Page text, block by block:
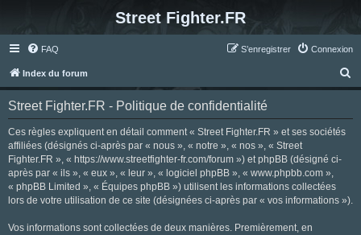
Street Fighter.FR
FAQ Connexion
S’enregistrer
Index du forum
e
Street Fighter.FR - Politique de confidentialité
Ces règles expliquent en détail comment « Street Fighter.FR » et ses sociétés
affiliées (désignés ci-après par « nous », « notre », « nos », « Street
Fighter.FR », « https://www.streetfighter-fr.com/forum ») et phpBB (désigné ci-
après par « ils », « eux », « leur », « logiciel phpBB », « www.phpbb.com »,
« phpBB Limited », « Équipes phpBB ») utilisent les informations collectées
lors de votre utilisation de ce site (désignées ci-après par « vos informations »).
Vos informations sont collectées de deux manières. Premièrement, en